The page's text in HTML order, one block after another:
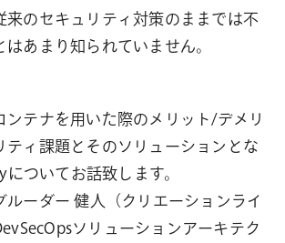
来のセキュリティ対策のままでは不
あまり知られていません。
ンテナを用いた際のメリット/デメリ
ティ課題とそのソリューションとな
ついてお話致します。
ルーダー 健人（クリエーションライ
ソリューションアーキテク